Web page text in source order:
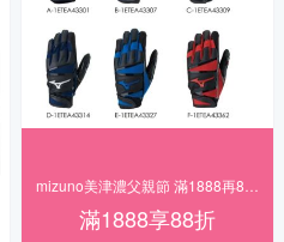
滿1888享88折